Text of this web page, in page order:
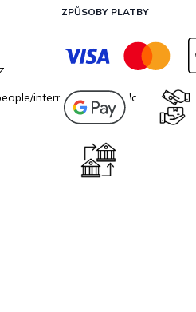
internetovazahradacz/
ZPŮSOBY PLATBY